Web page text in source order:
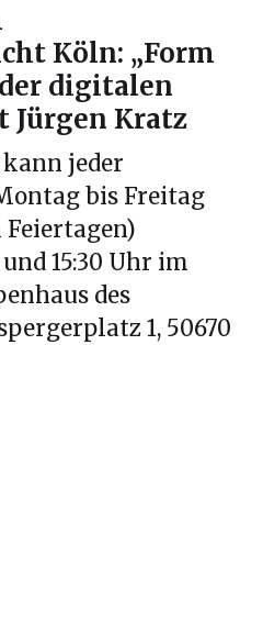
Köln: „Form
digitalen
Jürgen Kratz
kann jeder
bis Freitag
Feiertagen)
15:30 Uhr im
des
1, 50670